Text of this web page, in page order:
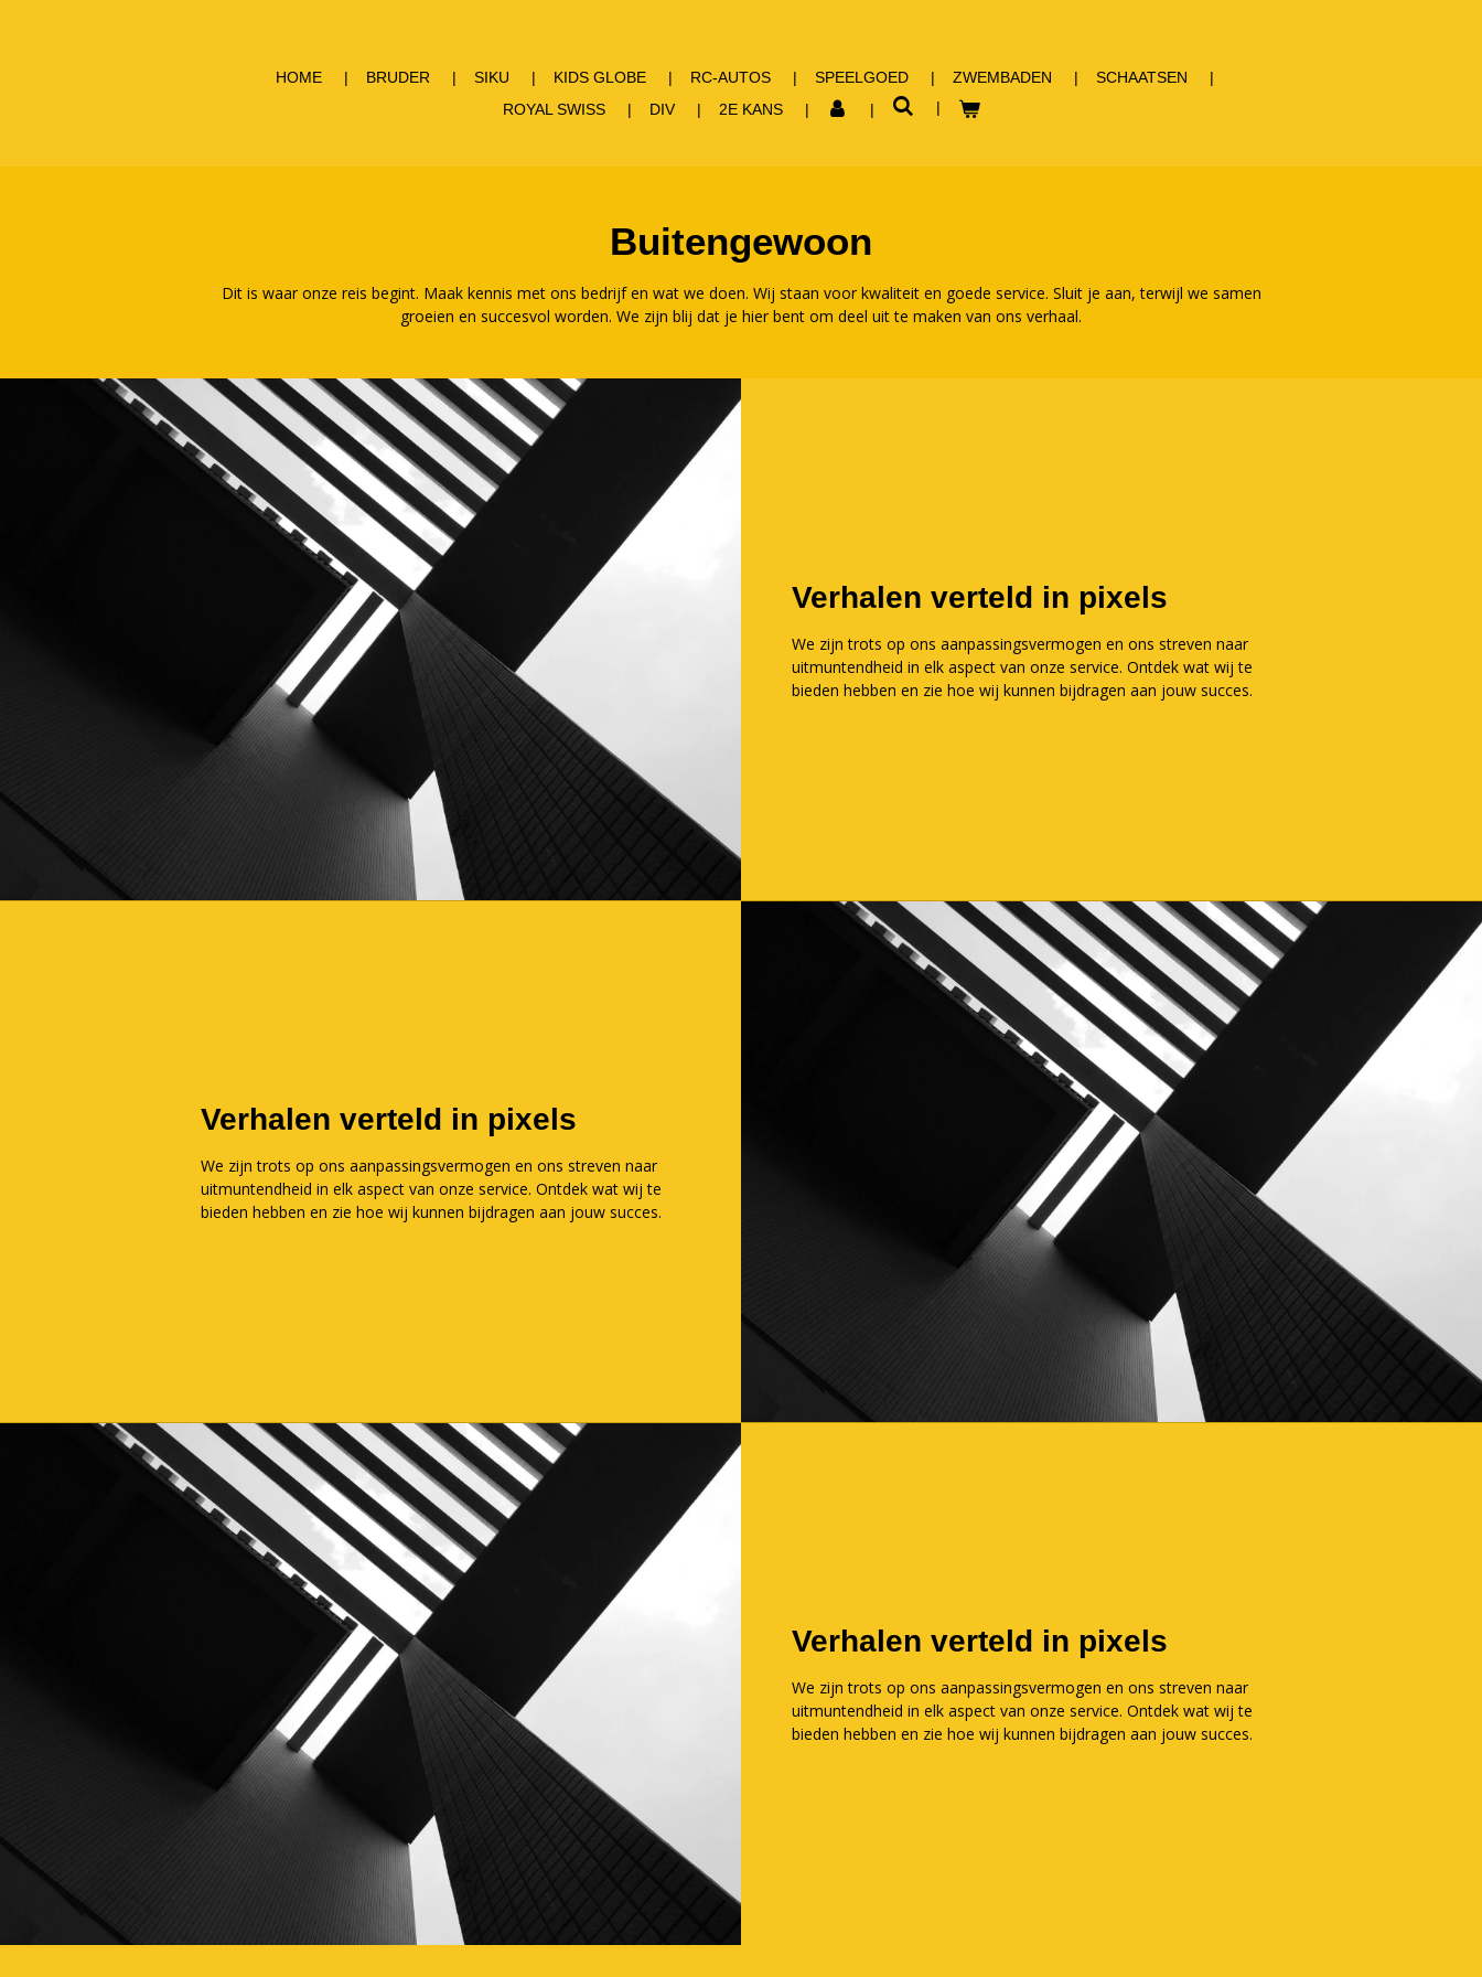
HOME BRUDER SIKU KIDS GLOBE RC-AUTOS SPEELGOED ZWEMBADEN
SCHAATSEN
ROYAL SWISS
DIV 2E KANS
Buitengewoon
Dit is waar onze reis begint. Maak kennis met ons bedrijf en wat we doen. Wij staan voor kwaliteit en goede service. Sluit je aan, terwijl we samen
groeien en succesvol worden. We zijn blij dat je hier bent om deel uit te maken van ons verhaal.
Verhalen verteld in pixels
We zijn trots op ons aanpassingsvermogen en ons streven naar
uitmuntendheid in elk aspect van onze service. Ontdek wat wij te
bieden hebben en zie hoe wij kunnen bijdragen aan jouw succes.
Verhalen verteld in pixels
We zijn trots op ons aanpassingsvermogen en ons streven naar
uitmuntendheid in elk aspect van onze service. Ontdek wat wij te
bieden hebben en zie hoe wij kunnen bijdragen aan jouw succes.
Verhalen verteld in pixels
We zijn trots op ons aanpassingsvermogen en ons streven naar
uitmuntendheid in elk aspect van onze service. Ontdek wat wij te
bieden hebben en zie hoe wij kunnen bijdragen aan jouw succes.